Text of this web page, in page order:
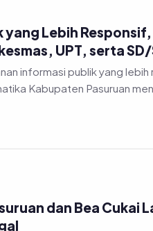
Lebih
UPT, serta
informasi publik yang
Kabupaten Pasuruan
dan Bea Cukai